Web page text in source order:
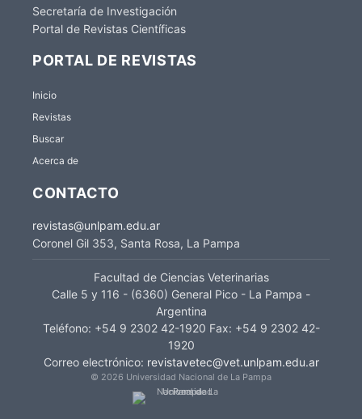
Secretaría de Investigación
Portal de Revistas Científicas
PORTAL DE REVISTAS
Inicio
Revistas
Buscar
Acerca de
CONTACTO
revistas@unlpam.edu.ar
Coronel Gil 353, Santa Rosa, La Pampa
Facultad de Ciencias Veterinarias
Calle 5 y 116 - (6360) General Pico - La Pampa -
Argentina
Teléfono: +54 9 2302 42-1920 Fax: +54 9 2302 42-
1920
Correo electrónico: revistavetec@vet.unlpam.edu.ar
© 2026 Universidad Nacional de La Pampa